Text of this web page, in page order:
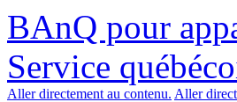
BAnQ pour
Service
Aller directement au contenu. Aller